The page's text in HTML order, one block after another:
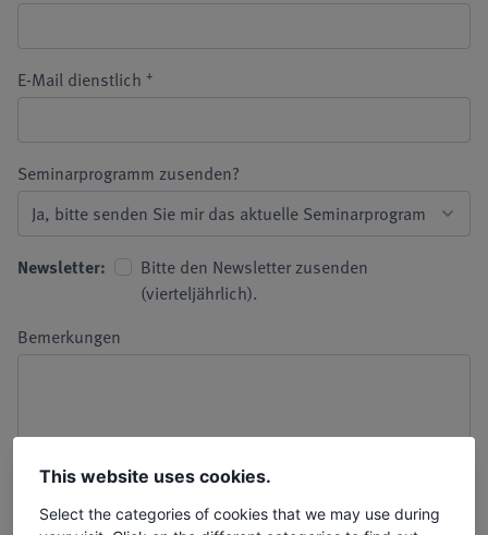
E-Mail dienstlich +
Seminarprogramm zusenden?
Newsletter:
Bitte den Newsletter zusenden
(vierteljährlich).
Bemerkungen
This website uses cookies.
Select the categories of cookies that we may use during